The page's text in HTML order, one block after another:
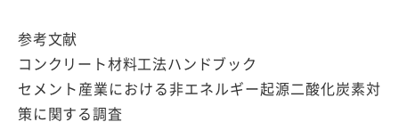
参考文献
コンクリート材料工法ハンドブック
セメント産業における非エネルギー起源二酸化炭素対
策に関する調査